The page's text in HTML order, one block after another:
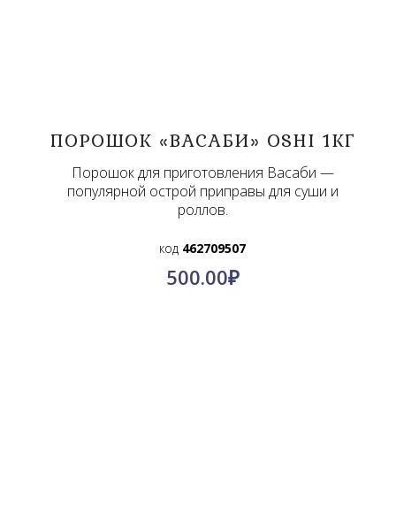
ПОРОШОК «ВАСАБИ» OSHI 1КГ
Порошок для приготовления Васаби —
популярной острой приправы для суши и
роллов.
код 462709507
500.00₽